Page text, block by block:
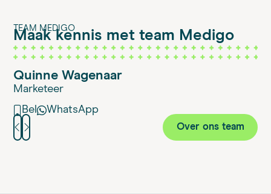
TEAM MEDIGO
Maak kennis met team Medigo
Quinne Wagenaar
Marketeer
Bel
WhatsApp
Over ons team